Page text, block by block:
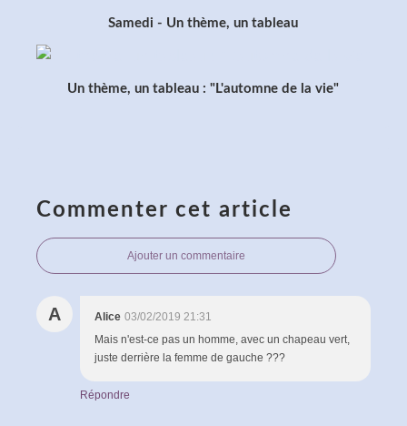
Samedi - Un thème, un tableau
Un thème, un tableau : "L'automne de la vie"
Commenter cet article
Ajouter un commentaire
A Alice 03/02/2019 21:31
Mais n'est-ce pas un homme, avec un chapeau vert,
juste derrière la femme de gauche ???
Répondre